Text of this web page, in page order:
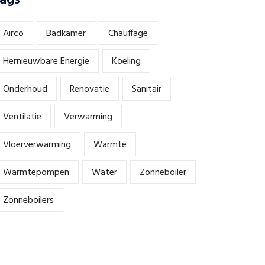
Airco Badkamer
Chauffage
Hernieuwbare Energie
Koeling
Onderhoud
Renovatie
Sanitair
Ventilatie
Verwarming
Vloerverwarming
Warmte
Warmtepompen
Water
Zonneboiler
Zonneboilers